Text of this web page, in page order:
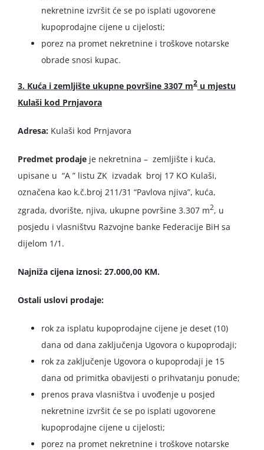
nekretnine izvršit će se po isplati ugovorene
kupoprodajne cijene u cijelosti;
porez na promet nekretnine i troškove notarske
obrade snosi kupac.
3. Kuća i zemljište ukupne površine 3307 m2 u mjestu
Kulaši kod Prnjavora
Adresa: Kulaši kod Prnjavora
Predmet prodaje je nekretnina – zemljište i kuća,
upisane u “A ” listu ZK izvadak broj 17 KO Kulaši,
označena kao k.č.broj 211/31 “Pavlova njiva”, kuća,
zgrada, dvorište, njiva, ukupne površine 3.307 m2, u
posjedu i vlasništvu Razvojne banke Federacije BiH sa
dijelom 1/1.
Najniža cijena iznosi: 27.000,00 KM.
Ostali uslovi prodaje:
rok za isplatu kupoprodajne cijene je deset (10)
dana od dana zaključenja Ugovora o kupoprodaji;
rok za zaključenje Ugovora o kupoprodaji je 15
dana od primitka obavijesti o prihvatanju ponude;
prenos prava vlasništva i uvođenje u posjed
nekretnine izvršit će se po isplati ugovorene
kupoprodajne cijene u cijelosti;
porez na promet nekretnine i troškove notarske